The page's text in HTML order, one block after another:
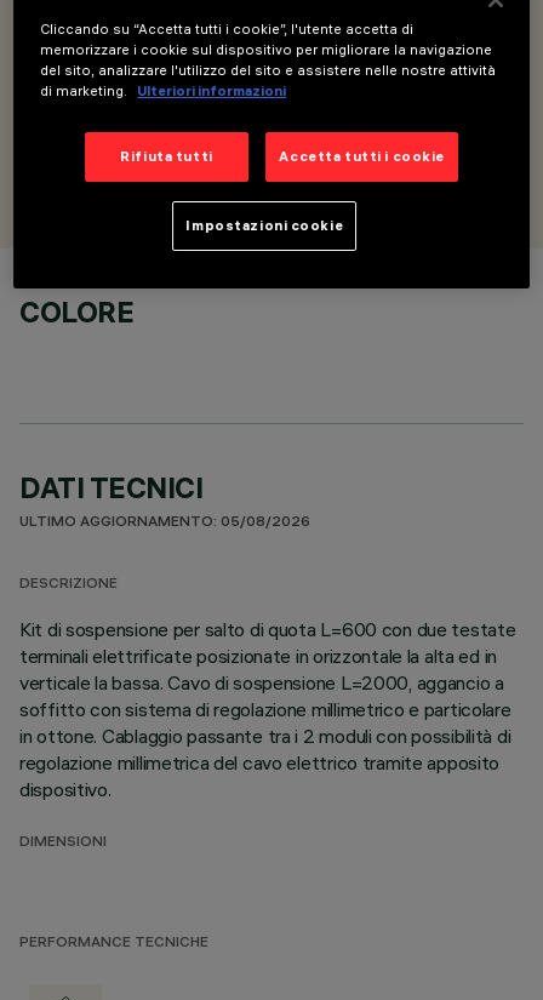
DESCRIZIONE
Kit di sospensione per salto di quota - L=600
orizzontale/verticale
COLORE
DATI TECNICI
ULTIMO AGGIORNAMENTO: 05/08/2026
DESCRIZIONE
Kit di sospensione per salto di quota L=600 con due testate
terminali elettrificate posizionate in orizzontale la alta ed in
verticale la bassa. Cavo di sospensione L=2000, aggancio a
soffitto con sistema di regolazione millimetrico e particolare
in ottone. Cablaggio passante tra i 2 moduli con possibilità di
regolazione millimetrica del cavo elettrico tramite apposito
dispositivo.
DIMENSIONI
PERFORMANCE TECNICHE
Cliccando su “Accetta tutti i cookie”, l'utente accetta di
memorizzare i cookie sul dispositivo per migliorare la navigazione
del sito, analizzare l'utilizzo del sito e assistere nelle nostre attività
di marketing.
Ulteriori informazioni
Rifiuta tutti Accetta tutti i cookie
Impostazioni cookie